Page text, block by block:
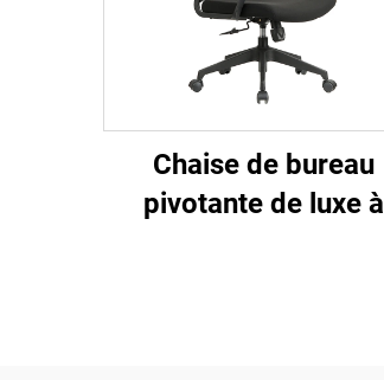
Chaise de bureau
pivotante de luxe à